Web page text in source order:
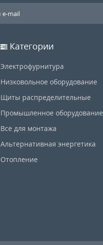
Категории
Электрофурнитура
Низковольное оборудование
Щиты распределительные
Промышленное оборудование
Все для монтажа
Альтернативная энергетика
Отопление